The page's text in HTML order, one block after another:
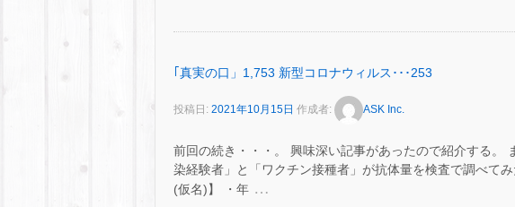
｢真実の口」1,753 新型コロナウィルス･･･253
投稿日: 2021年10月15日 作成者: ASK Inc.
前回の続き・・・。 興味深い記事があったので紹介する。
染経験者」と「ワクチン接種者」が抗体量を検査で調べて
(仮名)】 ・年 …